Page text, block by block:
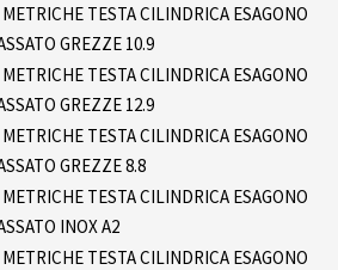
TESTA CILINDRICA ESAGONO
GREZZE 10.9
TESTA CILINDRICA ESAGONO
GREZZE 12.9
TESTA CILINDRICA ESAGONO
GREZZE 8.8
TESTA CILINDRICA ESAGONO
INOX A2
TESTA CILINDRICA ESAGONO